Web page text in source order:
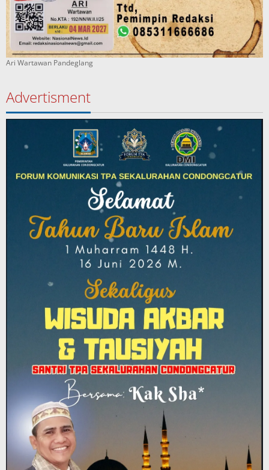
Ari Wartawan Pandeglang
Advertisment